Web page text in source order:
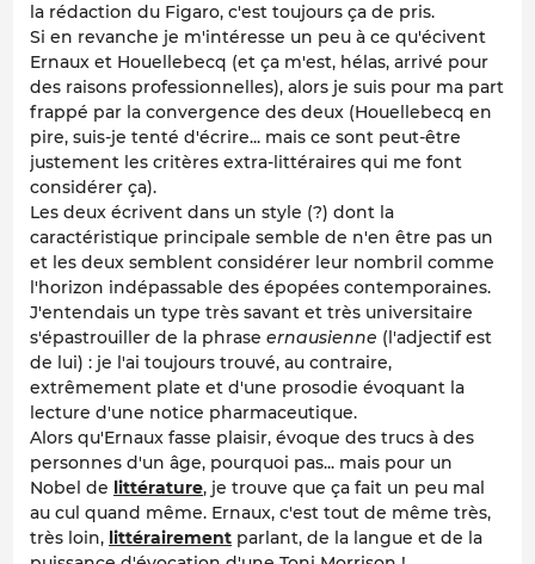
la rédaction du Figaro, c'est toujours ça de pris.
Si en revanche je m'intéresse un peu à ce qu'écivent
Ernaux et Houellebecq (et ça m'est, hélas, arrivé pour
des raisons professionnelles), alors je suis pour ma part
frappé par la convergence des deux (Houellebecq en
pire, suis-je tenté d'écrire... mais ce sont peut-être
justement les critères extra-littéraires qui me font
considérer ça).
Les deux écrivent dans un style (?) dont la
caractéristique principale semble de n'en être pas un
et les deux semblent considérer leur nombril comme
l'horizon indépassable des épopées contemporaines.
J'entendais un type très savant et très universitaire
s'épastrouiller de la phrase ernausienne (l'adjectif est
de lui) : je l'ai toujours trouvé, au contraire,
extrêmement plate et d'une prosodie évoquant la
lecture d'une notice pharmaceutique.
Alors qu'Ernaux fasse plaisir, évoque des trucs à des
personnes d'un âge, pourquoi pas... mais pour un
Nobel de littérature, je trouve que ça fait un peu mal
au cul quand même. Ernaux, c'est tout de même très,
très loin, littérairement parlant, de la langue et de la